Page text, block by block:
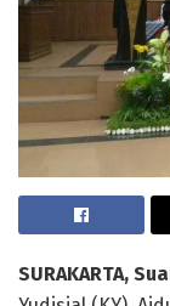
SURAKARTA,